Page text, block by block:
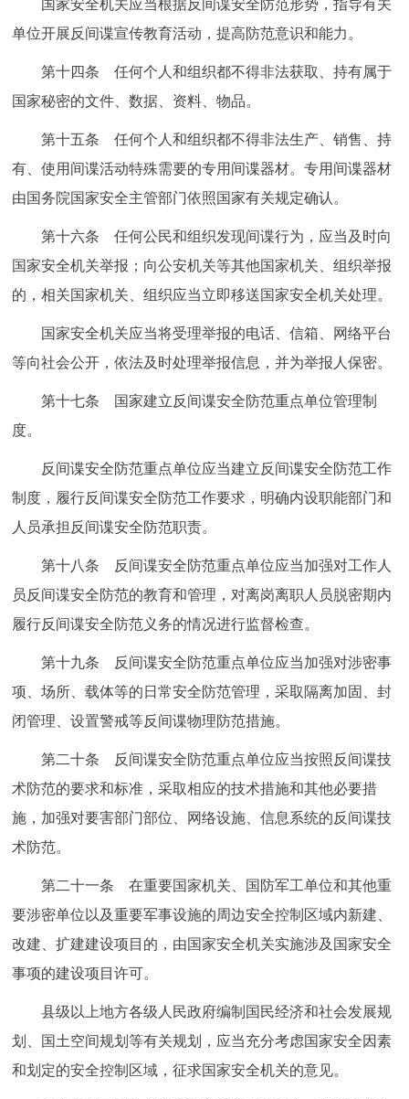
国家安全机关应当根据反间谍安全防范形势，指导有关
单位开展反间谍宣传教育活动，提高防范意识和能力。
第十四条 任何个人和组织都不得非法获取、持有属于
国家秘密的文件、数据、资料、物品。
第十五条 任何个人和组织都不得非法生产、销售、持
有、使用间谍活动特殊需要的专用间谍器材。专用间谍器材
由国务院国家安全主管部门依照国家有关规定确认。
第十六条 任何公民和组织发现间谍行为，应当及时向
国家安全机关举报；向公安机关等其他国家机关、组织举报
的，相关国家机关、组织应当立即移送国家安全机关处理。
国家安全机关应当将受理举报的电话、信箱、网络平台
等向社会公开，依法及时处理举报信息，并为举报人保密。
第十七条 国家建立反间谍安全防范重点单位管理制
度。
反间谍安全防范重点单位应当建立反间谍安全防范工作
制度，履行反间谍安全防范工作要求，明确内设职能部门和
人员承担反间谍安全防范职责。
第十八条 反间谍安全防范重点单位应当加强对工作人
员反间谍安全防范的教育和管理，对离岗离职人员脱密期内
履行反间谍安全防范义务的情况进行监督检查。
第十九条 反间谍安全防范重点单位应当加强对涉密事
项、场所、载体等的日常安全防范管理，采取隔离加固、封
闭管理、设置警戒等反间谍物理防范措施。
第二十条 反间谍安全防范重点单位应当按照反间谍技
术防范的要求和标准，采取相应的技术措施和其他必要措
施，加强对要害部门部位、网络设施、信息系统的反间谍技
术防范。
第二十一条 在重要国家机关、国防军工单位和其他重
要涉密单位以及重要军事设施的周边安全控制区域内新建、
改建、扩建建设项目的，由国家安全机关实施涉及国家安全
事项的建设项目许可。
县级以上地方各级人民政府编制国民经济和社会发展规
划、国土空间规划等有关规划，应当充分考虑国家安全因素
和划定的安全控制区域，征求国家安全机关的意见。